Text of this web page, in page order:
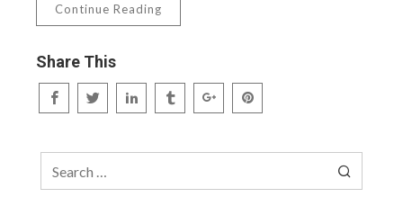
Continue Reading
Share This